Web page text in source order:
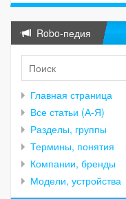
Robo-педия
Главная страница
Все статьи (А-Я)
Разделы, группы
Термины, понятия
Компании, бренды
Модели, устройства